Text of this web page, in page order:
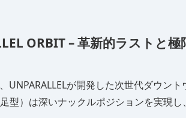
ORBIT – 革新的ラストと極
UNPARALLELが開発した次世代ダウント
型）は深いナックルポジションを実現